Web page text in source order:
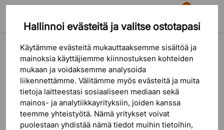
Hallinnoi evästeitä ja valitse ostotapasi
Käytämme evästeitä mukauttaaksemme sisältöä ja
mainoksia käyttäjiemme kiinnostuksen kohteiden
mukaan ja voidaksemme analysoida
liikennettämme. Välitämme myös evästeitä ja muita
tietoja laitteestasi sosiaaliseen mediaan sekä
mainos- ja analytiikkayrityksiin, joiden kanssa
teemme yhteistyötä. Nämä yritykset voivat
puolestaan ​​yhdistää nämä tiedot muihin tietoihin,
Etsi
81
Ostoskori